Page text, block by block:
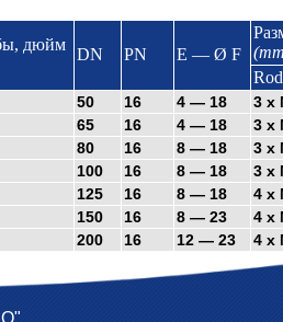
дюйм
DN PN E — Ø F
50 16 4 — 18
3 x
65 16 4 — 18
3 x
80 16 8 — 18
3 x
100 16 8 — 18
3 x
125 16 8 — 18
4 x
150 16 8 — 23
4 x
200 16 12 — 23 4 x